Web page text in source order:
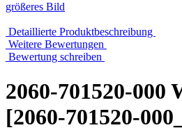
größeres Bild
Detaillierte Produktbeschreibung
Weitere Bewertungen
Bewertung schreiben
2060-701520-
[2060-701520-